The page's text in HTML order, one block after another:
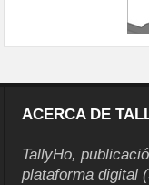
ACERCA DE
TallyHo,
plataforma digital